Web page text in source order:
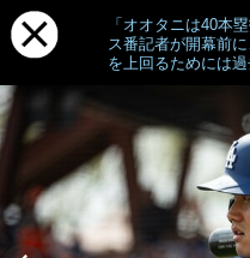
「オオタニは40本
ス番記者が開幕前
を上回るためには